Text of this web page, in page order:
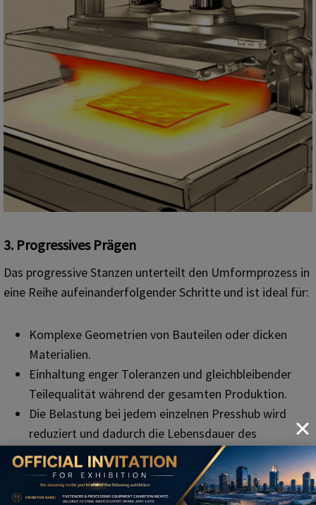
3. Progressives Prägen
Das progressive Stanzen unterteilt den Umformprozess in
eine Reihe aufeinanderfolgender Schritte und ist ideal für:
Komplexe Geometrien von Bauteilen oder dicken
Materialien.
Einhaltung enger Toleranzen und gleichbleibender
Teilequalität während der gesamten Produktion.
Die Belastung bei jedem einzelnen Presshub wird
reduziert und dadurch die Lebensdauer des
Werkzeugs verlängert.
4. Mehrstufiges Stempeln